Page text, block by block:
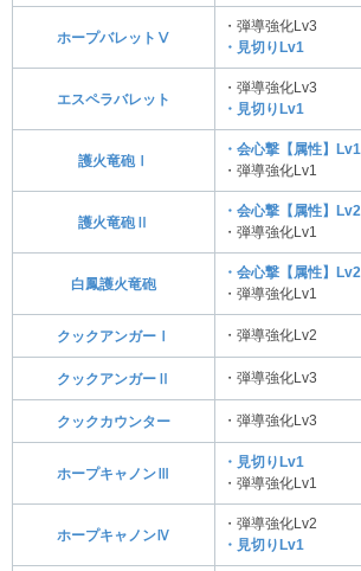
ホープバレットⅤ
・弾導強化Lv3
・見切りLv1
エスペラバレット
・弾導強化Lv3
・見切りLv1
護火竜砲Ⅰ
・会心撃【属性】Lv1
・弾導強化Lv1
護火竜砲Ⅱ
・会心撃【属性】Lv2
・弾導強化Lv1
白鳳護火竜砲
・会心撃【属性】Lv2
・弾導強化Lv1
クックアンガーⅠ ・弾導強化Lv2
クックアンガーⅡ ・弾導強化Lv3
クックカウンター ・弾導強化Lv3
ホープキャノンⅢ
・見切りLv1
・弾導強化Lv1
ホープキャノンⅣ
・弾導強化Lv2
・見切りLv1